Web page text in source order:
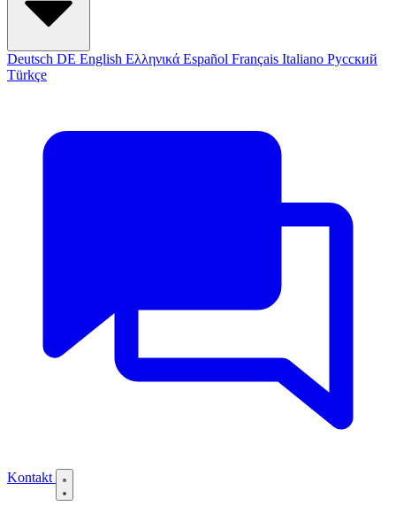
Deutsch DE English Ελληνικά Español Français Italiano Русский
Türkçe
Kontakt